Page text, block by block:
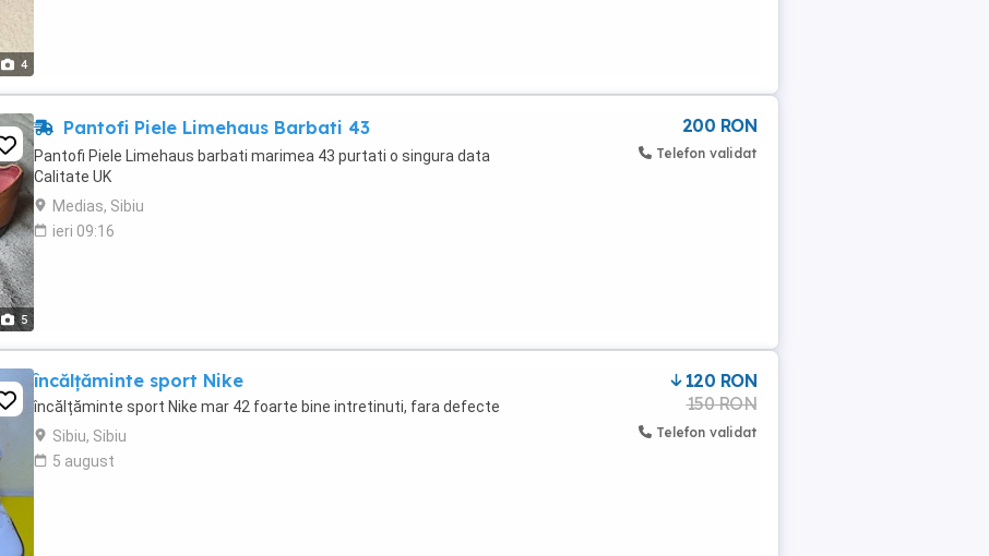
4
5
Pantofi Piele Limehaus Barbati 43
Pantofi Piele Limehaus barbati marimea 43 purtati o singura data
Calitate UK
Medias, Sibiu
ieri 09:16
200 RON
Telefon validat
încălțăminte sport Nike
încălțăminte sport Nike mar 42 foarte bine intretinuti, fara defecte
Sibiu, Sibiu
5 august
120 RON
150 RON
Telefon validat